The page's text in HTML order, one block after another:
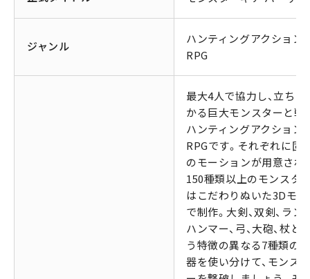
ジャンル
ハンティングアクション
RPG
最大4人で協力し、立ちは
かる巨大モンスターと戦
ハンティングアクション
RPGです。それぞれに固
のモーションが用意され
150種類以上のモンスタ
はこだわりぬいた3Dモ
で制作。大剣、双剣、ラン
ハンマー、弓、大砲、杖と
う特徴の異なる7種類の
器を使い分けて、モンス